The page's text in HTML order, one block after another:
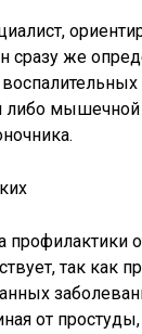
сразу же
либо мышечной
профилактики
так как
от простуды,